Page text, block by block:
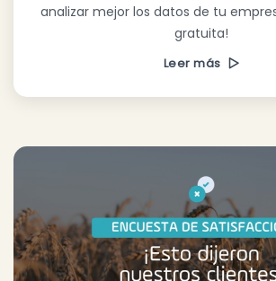
analizar mejor los datos de tu
gratuita!
Leer más